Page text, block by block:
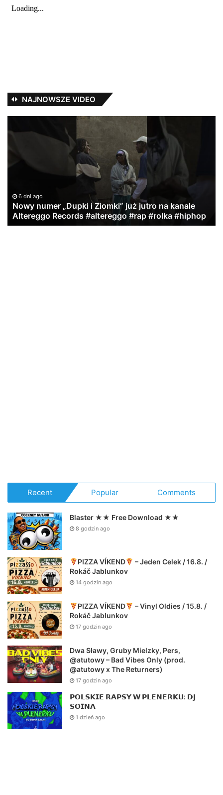
NAJNOWSZE VIDEO
numer
Ziomki”
na
kanale
Altereggo
Records
6 dni ago
Nowy numer „Dupki i Ziomki” już jutro na kanale
Altereggo Records #altereggo #rap #rolka #hiphop
Recent Popular Comments
Blaster ★★ Free Download ★★
8 godzin ago
PIZZA VÍKEND
– Jeden Celek / 16.8. /
Rokáč Jablunkov
14 godzin ago
PIZZA VÍKEND
– Vinyl Oldies / 15.8. /
Rokáč Jablunkov
17 godzin ago
Dwa Sławy, Gruby Mielzky, Pers,
@atutowy – Bad Vibes Only (prod.
@atutowy x The Returners)
17 godzin ago
𝗣𝗢𝗟𝗦𝗞𝗜𝗘 𝗥𝗔𝗣𝗦𝗬 𝗪 𝗣𝗟𝗘𝗡𝗘𝗥𝗞𝗨: 𝗗𝗝
𝗦𝗢𝗜𝗡𝗔
1 dzień ago